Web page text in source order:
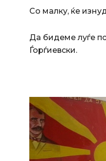
Со малку, ќе
Да бидеме луѓе
Ѓорѓиевски.